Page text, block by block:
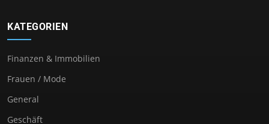
KATEGORIEN
Finanzen & Immobilien
Frauen / Mode
General
Geschäft